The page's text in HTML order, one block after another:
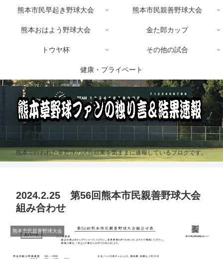
熊本で行われた草野球の試合結果を気ままに速報しているブログです。
熊本市民早起き野球大会 熊本市民親善野球大会
熊本おはよう野球大会 金た郎カップ
トウヤ杯 その他の試合
健康・プライベート
2024.2.25 第56回熊本市民親善野球大会
組み合わせ
熊本市民親善野球大会